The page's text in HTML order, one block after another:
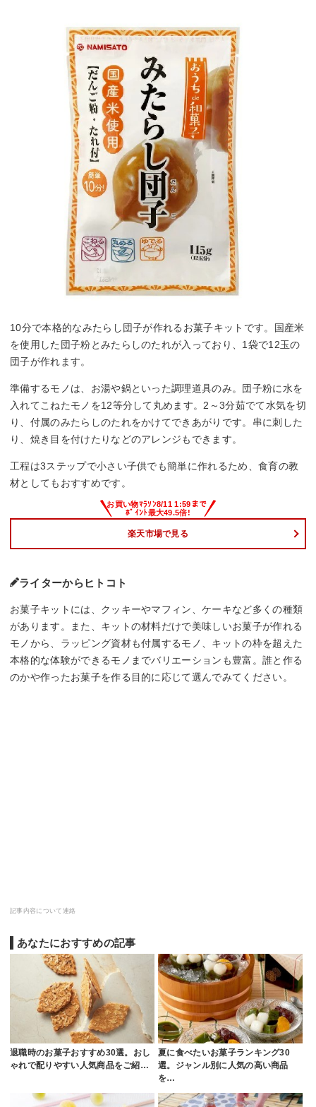
10分で本格的なみたらし団子が作れるお菓子キットです。国産米
を使用した団子粉とみたらしのたれが入っており、1袋で12玉の
団子が作れます。
準備するモノは、お湯や鍋といった調理道具のみ。団子粉に水を
入れてこねたモノを12等分して丸めます。2～3分茹でて水気を切
り、付属のみたらしのたれをかけてできあがりです。串に刺した
り、焼き目を付けたりなどのアレンジもできます。
工程は3ステップで小さい子供でも簡単に作れるため、食育の教
材としてもおすすめです。
楽天市場で見る
ライターからヒトコト
お菓子キットには、クッキーやマフィン、ケーキなど多くの種類
があります。また、キットの材料だけで美味しいお菓子が作れる
モノから、ラッピング資材も付属するモノ、キットの枠を超えた
本格的な体験ができるモノまでバリエーションも豊富。誰と作る
のかや作ったお菓子を作る目的に応じて選んでみてください。
記事内容について連絡
あなたにおすすめの記事
退職時のお菓子おすすめ30選。おし
ゃれで配りやすい人気商品をご紹…
夏に食べたいお菓子ランキング30
選。ジャンル別に人気の高い商品
を…